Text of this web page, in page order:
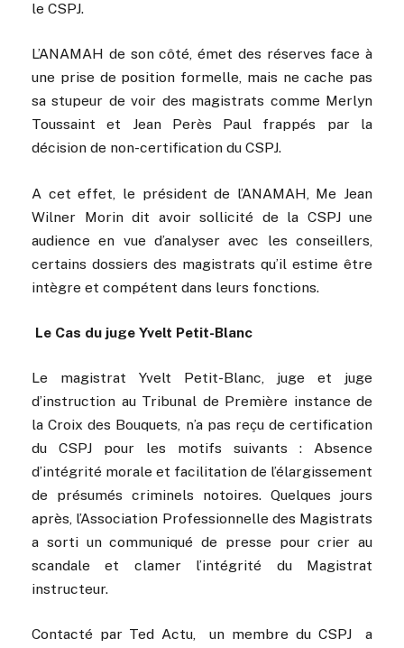
le CSPJ.
L’ANAMAH de son côté, émet des réserves face à
une prise de position formelle, mais ne cache pas
sa stupeur de voir des magistrats comme Merlyn
Toussaint et Jean Perès Paul frappés par la
décision de non-certification du CSPJ.
A cet effet, le président de l’ANAMAH, Me Jean
Wilner Morin dit avoir sollicité de la CSPJ une
audience en vue d’analyser avec les conseillers,
certains dossiers des magistrats qu’il estime être
intègre et compétent dans leurs fonctions.
Le Cas du juge Yvelt Petit-Blanc
Le magistrat Yvelt Petit-Blanc, juge et juge
d’instruction au Tribunal de Première instance de
la Croix des Bouquets, n’a pas reçu de certification
du CSPJ pour les motifs suivants : Absence
d’intégrité morale et facilitation de l’élargissement
de présumés criminels notoires. Quelques jours
après, l’Association Professionnelle des Magistrats
a sorti un communiqué de presse pour crier au
scandale et clamer l’intégrité du Magistrat
instructeur.
Contacté par Ted Actu, un membre du CSPJ a